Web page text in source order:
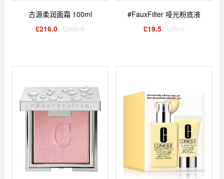
古源柔润面霜 100ml
£216.0 £360.0
#FauxFilter 哑光粉底液
£19.5 £39.0